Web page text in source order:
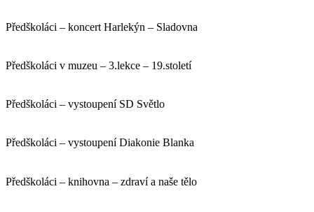
Předškoláci – koncert Harlekýn – Sladovna
Předškoláci v muzeu – 3.lekce – 19.století
Předškoláci – vystoupení SD Světlo
Předškoláci – vystoupení Diakonie Blanka
Předškoláci – knihovna – zdraví a naše tělo